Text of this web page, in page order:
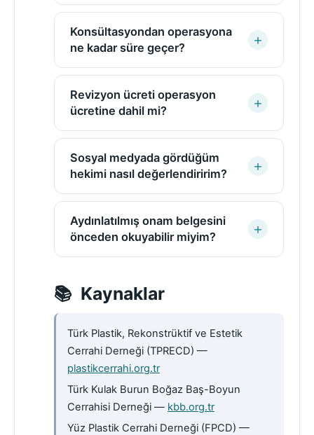
Konsültasyondan operasyona
ne kadar süre geçer?
Revizyon ücreti operasyon
ücretine dahil mi?
Sosyal medyada gördüğüm
hekimi nasıl değerlendiririm?
Aydınlatılmış onam belgesini
önceden okuyabilir miyim?
Kaynaklar
Türk Plastik, Rekonstrüktif ve Estetik
Cerrahi Derneği (TPRECD) —
plastikcerrahi.org.tr
Türk Kulak Burun Boğaz Baş-Boyun
Cerrahisi Derneği — kbb.org.tr
Yüz Plastik Cerrahi Derneği (FPCD) —